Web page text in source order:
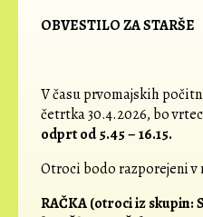
OBVESTILO ZA STARŠE
V času prvomajskih
četrtka 30.4.2026, bo
odprt od 5.45 – 16.15.
Otroci bodo razporejeni v
RAČKA (otroci iz skupin: